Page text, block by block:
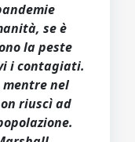
se è
la peste
i contagiati.
mentre nel
riuscì ad